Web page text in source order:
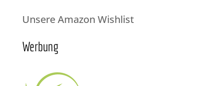
Unsere Amazon Wishlist
Werbung